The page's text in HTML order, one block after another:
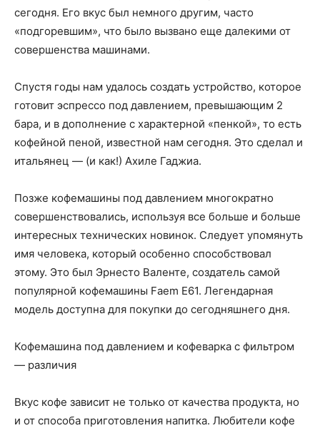
сегодня. Его вкус был немного другим, часто
«подгоревшим», что было вызвано еще далекими от
совершенства машинами.
Спустя годы нам удалось создать устройство, которое
готовит эспрессо под давлением, превышающим 2
бара, и в дополнение с характерной «пенкой», то есть
кофейной пеной, известной нам сегодня. Это сделал и
итальянец — (и как!) Ахиле Гаджиа.
Позже кофемашины под давлением многократно
совершенствовались, используя все больше и больше
интересных технических новинок. Следует упомянуть
имя человека, который особенно способствовал
этому. Это был Эрнесто Валенте, создатель самой
популярной кофемашины Faem E61. Легендарная
модель доступна для покупки до сегодняшнего дня.
Кофемашина под давлением и кофеварка с фильтром
— различия
Вкус кофе зависит не только от качества продукта, но
и от способа приготовления напитка. Любители кофе